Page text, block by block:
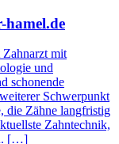
hamel.de
Zahnarzt mit
und
schonende
Schwerpunkt
die Zähne langfristig
Zahntechnik,
[…]